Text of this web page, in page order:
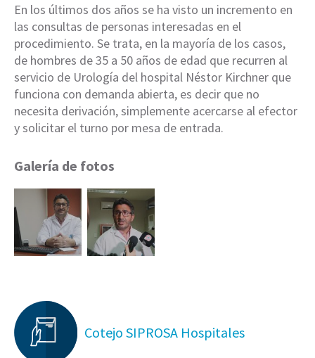
En los últimos dos años se ha visto un incremento en
las consultas de personas interesadas en el
procedimiento. Se trata, en la mayoría de los casos,
de hombres de 35 a 50 años de edad que recurren al
servicio de Urología del hospital Néstor Kirchner que
funciona con demanda abierta, es decir que no
necesita derivación, simplemente acercarse al efector
y solicitar el turno por mesa de entrada.
Galería de fotos
Cotejo SIPROSA Hospitales